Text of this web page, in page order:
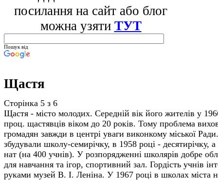
посилання на сайт або блог
можна узяти ТУТ
Пошук від
Щастя
Сторінка 5 з 6
Щастя - місто молодих. Середній вік його жителів у
проц. щастявців віком до 20 років. Тому проблема
громадян завжди в центрі уваги виконкому міської
збудували школу-семирічку, в 1958 році - десятирічку,
нат (на 400 учнів). У розпорядженні школярів добре
для навчання та ігор, спортивний зал. Гордість учнів
руками музей В. І. Леніна. У 1967 році в школах міста